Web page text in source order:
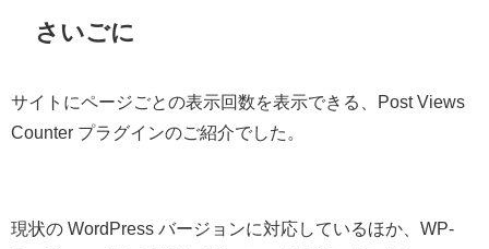
さいごに
サイトにページごとの表示回数を表示できる、Post Views
Counter プラグインのご紹介でした。
現状の WordPress バージョンに対応しているほか、WP-